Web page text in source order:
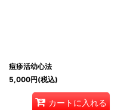
痘疹活幼心法
5,000円(税込)
カートに入れる